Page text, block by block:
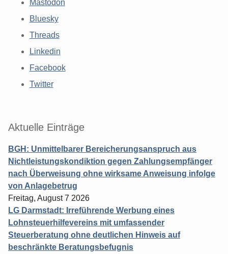
Mastodon
Bluesky
Threads
Linkedin
Facebook
Twitter
Aktuelle Einträge
BGH: Unmittelbarer Bereicherungsanspruch aus
Nichtleistungskondiktion gegen Zahlungsempfänger
nach Überweisung ohne wirksame Anweisung infolge
von Anlagebetrug
Freitag, August 7 2026
LG Darmstadt: Irreführende Werbung eines
Lohnsteuerhilfevereins mit umfassender
Steuerberatung ohne deutlichen Hinweis auf
beschränkte Beratungsbefugnis